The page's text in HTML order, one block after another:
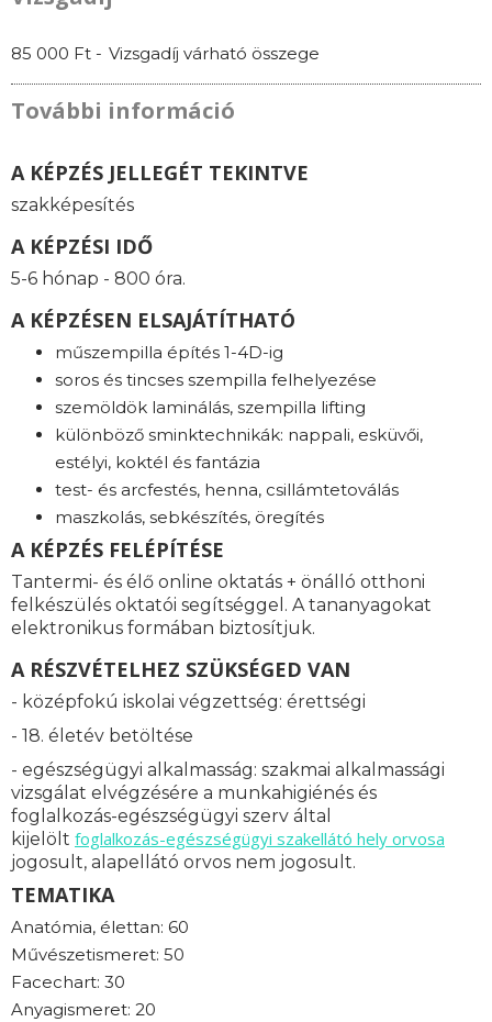
85 000 Ft - Vizsgadíj várható összege
További információ
A KÉPZÉS JELLEGÉT TEKINTVE
szakképesítés
A KÉPZÉSI IDŐ
5-6 hónap - 800 óra.
A KÉPZÉSEN ELSAJÁTÍTHATÓ
műszempilla építés 1-4D-ig
soros és tincses szempilla felhelyezése
szemöldök laminálás, szempilla lifting
különböző sminktechnikák: nappali, esküvői,
estélyi, koktél és fantázia
test- és arcfestés, henna, csillámtetoválás
maszkolás, sebkészítés, öregítés
A KÉPZÉS FELÉPÍTÉSE
Tantermi- és élő online oktatás + önálló otthoni
felkészülés oktatói segítséggel. A tananyagokat
elektronikus formában biztosítjuk.
A RÉSZVÉTELHEZ SZÜKSÉGED VAN
- középfokú iskolai végzettség: érettségi
- 18. életév betöltése
- egészségügyi alkalmasság: szakmai alkalmassági
vizsgálat elvégzésére a munkahigiénés és
foglalkozás-egészségügyi szerv által
kijelölt foglalkozás-egészségügyi szakellátó hely orvosa
jogosult, alapellátó orvos nem jogosult.
TEMATIKA
Anatómia, élettan: 60
Művészetismeret: 50
Facechart: 30
Anyagismeret: 20